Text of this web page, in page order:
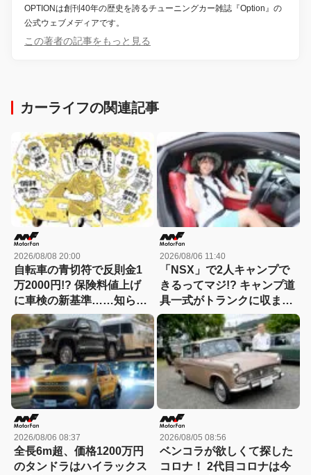
OPTIONは創刊40年の歴史を誇るチューニングカー雑誌『Option』の
公式ウェブメディアです。
この著者の記事をもっと見る
カーライフの関連記事
2026/08/08 20:00
自転車の青切符で反則金1
万2000円!? 保険料値上げ
に車検の新基準……知らな
いと損する！カーライフの
新常識総まとめ
2026/08/06 11:40
「NSX」で2人キャンプで
きるってマジ!? キャンプ道
具一式がトランクに収まっ
た！「シビックRS」なら
車中泊もできる【Hondaキ
ャンプ】
2026/08/06 08:37
全長6m超、価格1200万円
のタンドラはハイラックス
2026/08/05 08:56
ベンコラが欲しくて探した
コロナ！ 2代目コロナは今